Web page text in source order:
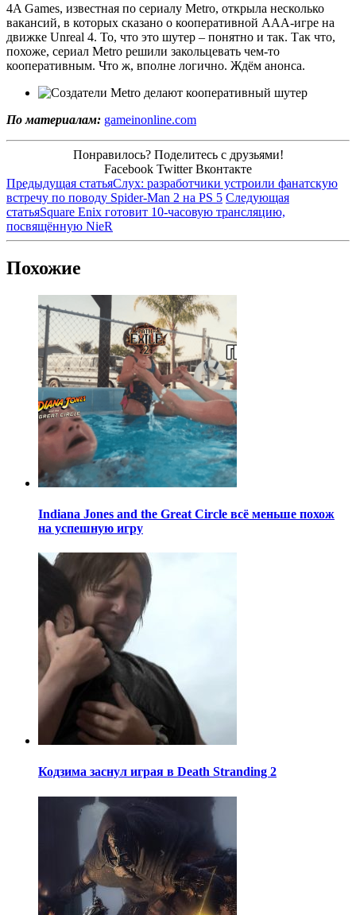
4A Games, известная по сериалу Metro, открыла несколько
вакансий, в которых сказано о кооперативной ААА-игре на
движке Unreal 4. То, что это шутер – понятно и так. Так что,
похоже, сериал Metro решили закольцевать чем-то
кооперативным. Что ж, вполне логично. Ждём анонса.
По материалам: gameinonline.com
Понравилось? Поделитесь с друзьями!
Facebook Twitter Вконтакте
Предыдущая статьяСлух: разработчики устроили фанатскую
встречу по поводу Spider-Man 2 на PS 5 Следующая
статьяSquare Enix готовит 10-часовую трансляцию,
посвящённую NieR
Похожие
Indiana Jones and the Great Circle всё меньше похож
на успешную игру
Кодзима заснул играя в Death Stranding 2